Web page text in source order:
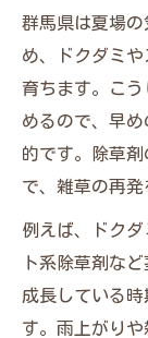
ール
時期
外構工事
外構
証
庭の
群馬県は夏場
め、ドクダミ
育ちます。こ
めるので、早
的です。除草
で、雑草の再発
例えば、ドク
ト系除草剤な
成長している
す。雨上がり